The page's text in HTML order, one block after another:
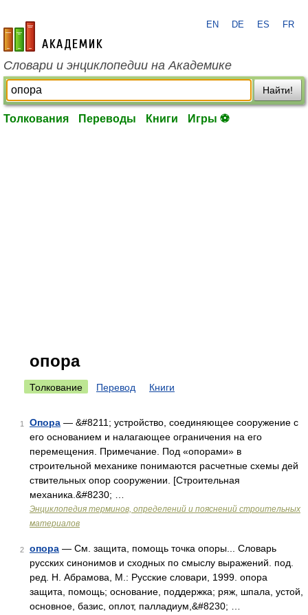
academic.ru
EN DE ES FR
Словари и энциклопедии на Академике
Найти!
Толкования Переводы Книги Игры ⚽
опора
Толкование Перевод Книги
1 Опора — &#8211; устройство, соединяющее сооружение с
его основанием и налагающее ограничения на его
перемещения. Примечание. Под «опорами» в
строительной механике понимаются расчетные схемы дей
ствительных опор сооружении. [Строительная
механика.&#8230; …
Энциклопедия терминов, определений и пояснений строительных
материалов
2 опора — См. защита, помощь точка опоры... Словарь
русских синонимов и сходных по смыслу выражений. под.
ред. Н. Абрамова, М.: Русские словари, 1999. опора
защита, помощь; основание, поддержка; ряж, шпала, устой,
основное, базис, оплот, палладиум,&#8230; …